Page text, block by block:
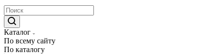
Каталог
По всему сайту
По каталогу